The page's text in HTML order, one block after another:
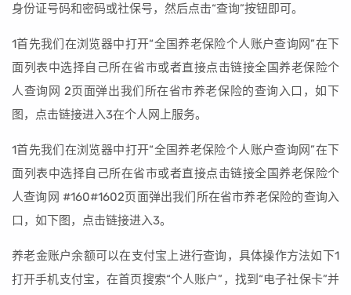
身份证号码和密码或社保号，然后点击“查询”按钮即可。
1首先我们在浏览器中打开“全国养老保险个人账户查询网”在下
面列表中选择自己所在省市或者直接点击链接全国养老保险个
人查询网 2页面弹出我们所在省市养老保险的查询入口，如下
图，点击链接进入3在个人网上服务。
1首先我们在浏览器中打开“全国养老保险个人账户查询网”在下
面列表中选择自己所在省市或者直接点击链接全国养老保险个
人查询网 #160#1602页面弹出我们所在省市养老保险的查询入
口，如下图，点击链接进入3。
养老金账户余额可以在支付宝上进行查询，具体操作方法如下1
打开手机支付宝，在首页搜索“个人账户”，找到“电子社保卡”并